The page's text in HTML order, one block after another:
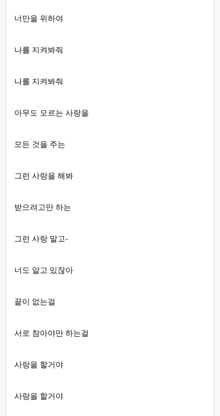
너만을 위하여
나를 지켜봐줘
나를 지켜봐줘
아무도 모르는 사랑을
모든 것을 주는
그런 사랑을 해봐
받으려고만 하는
그런 사랑 말고-
너도 알고 있잖아
끝이 없는걸
서로 참아야만 하는걸
사랑을 할거야
사랑을 할거야